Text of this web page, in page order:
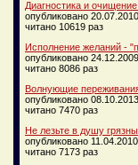
Диагностика и
опубликовано 20.07.2010
читано 10619 раз
Исполнение желаний -
опубликовано 24.12.2009
читано 8086 раз
Волнующие
опубликовано 08.10.2013
читано 7470 раз
Не лезьте в душу
опубликовано 11.04.2010
читано 7173 раз